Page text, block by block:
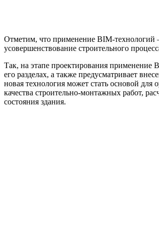
Отметим, что применение BIM-технологий
усовершенствование строительного
Так, на этапе проектирования применение
его разделах, а также предусматривает
новая технология может стать основой для
качества строительно-монтажных работ,
состояния здания.